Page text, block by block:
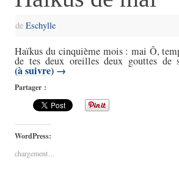
deEschylle
Haïkus du cinquième mois : mai Ô,
de tes deux oreilles deux gouttes de
(à suivre) →
Partager :
WordPress:
chargement…